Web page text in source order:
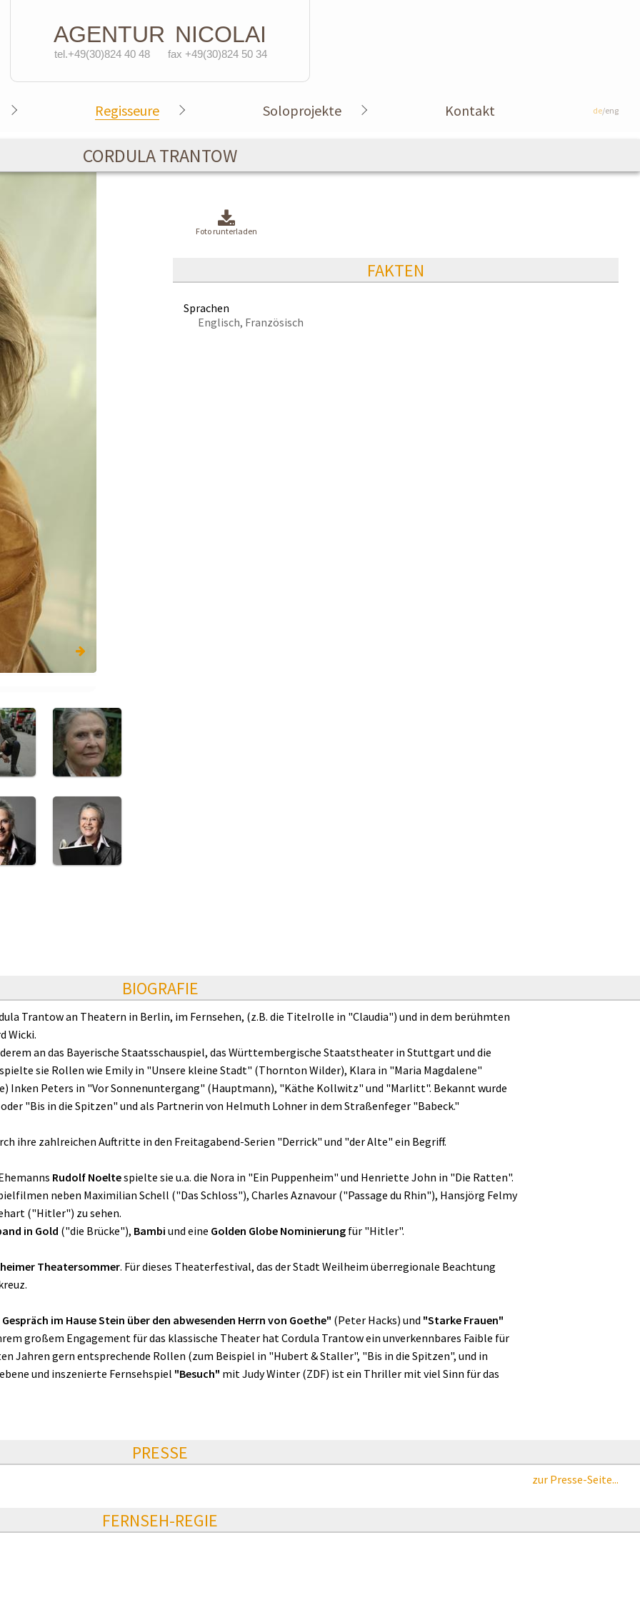
AGENTUR NICOLAI
tel.+49(30)824 40 48 fax +49(30)824 50 34
Regisseure Soloprojekte Kontakt de/eng
CORDULA TRANTOW
Foto runterladen
FAKTEN
Sprachen
Englisch, Französisch
BIOGRAFIE
Trantow an Theatern in Berlin, im Fernsehen, (z.B. die Titelrolle in "Claudia") und in dem berühmten
Wicki.
an das Bayerische Staatsschauspiel, das Württembergische Staatstheater in Stuttgart und die
sie Rollen wie Emily in "Unsere kleine Stadt" (Thornton Wilder), Klara in "Maria Magdalene"
Inken Peters in "Vor Sonnenuntergang" (Hauptmann), "Käthe Kollwitz" und "Marlitt". Bekannt wurde
"Bis in die Spitzen" und als Partnerin von Helmuth Lohner in dem Straßenfeger "Babeck."
ihre zahlreichen Auftritte in den Freitagabend-Serien "Derrick" und "der Alte" ein Begriff.
Rudolf Noeltespielte sie u.a. die Nora in "Ein Puppenheim" und Henriette John in "Die Ratten".
neben Maximilian Schell ("Das Schloss"), Charles Aznavour ("Passage du Rhin"), Hansjörg Felmy
("Hitler") zu sehen.
in Gold ("die Brücke"), Bambi und eine Golden Globe Nominierung für "Hitler".
Theatersommer. Für dieses Theaterfestival, das der Stadt Weilheim überregionale Beachtung
Gespräch im Hause Stein über den abwesenden Herrn von Goethe" (Peter Hacks) und "Starke Frauen"
großem Engagement für das klassische Theater hat Cordula Trantow ein unverkennbares Faible für
Jahren gern entsprechende Rollen (zum Beispiel in "Hubert & Staller", "Bis in die Spitzen", und in
und inszenierte Fernsehspiel "Besuch" mit Judy Winter (ZDF) ist ein Thriller mit viel Sinn für das
PRESSE
zur Presse-Seite...
FERNSEH-REGIE